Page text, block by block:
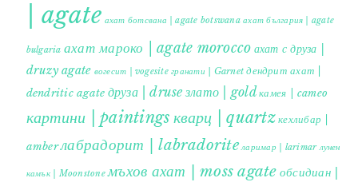
| agate ахат ботсвана | agate botswana ахат българия | agate
bulgaria ахат мароко | agate morocco ахат с друза |
druzy agate вогесит | vogesite гранати | Garnet дендрит ахат |
dendritic agate друза | druse злато | gold камея | cameo
картини | paintings кварц | quartzкехлибар |
amberлабрадорит | labradorite ларимар | larimar лунен
камък | Moonstone мъхов ахат | moss agate обсидиан |